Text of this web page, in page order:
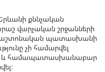
քննչական
վարչական շրջանների
պատասխանի
չի համարվել
և համապատասխանաբար